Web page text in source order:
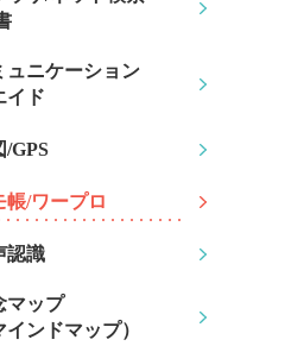
ュニケーション
イド
/GPS
帳/ワープロ
認識
マップ
インドマップ）